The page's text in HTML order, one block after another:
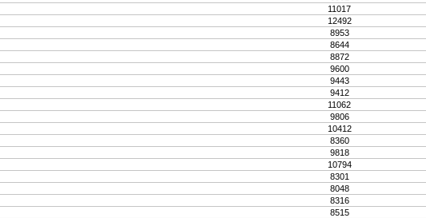
11017
12492
8953
8644
8872
9600
9443
9412
11062
9806
10412
8360
9818
10794
8301
8048
8316
8515